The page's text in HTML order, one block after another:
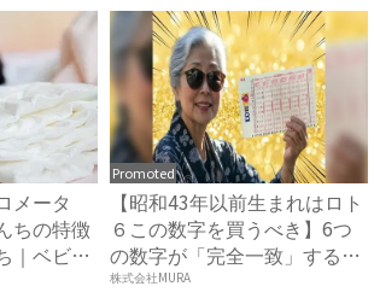
メータ
ちの特徴
｜ベビー
Promoted
【昭和43年以前生まれはロト
６この数字を買うべき】6つ
の数字が「完全一致」する
方...
株式会社MURA